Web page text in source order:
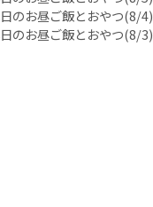
のお昼ご飯とおやつ(8/4)
のお昼ご飯とおやつ(8/3)